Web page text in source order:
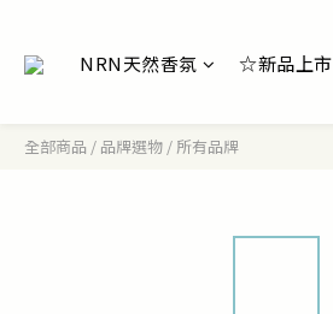
NRN天然香氛 ☆新品上市
全部商品 / 品牌選物 / 所有品牌